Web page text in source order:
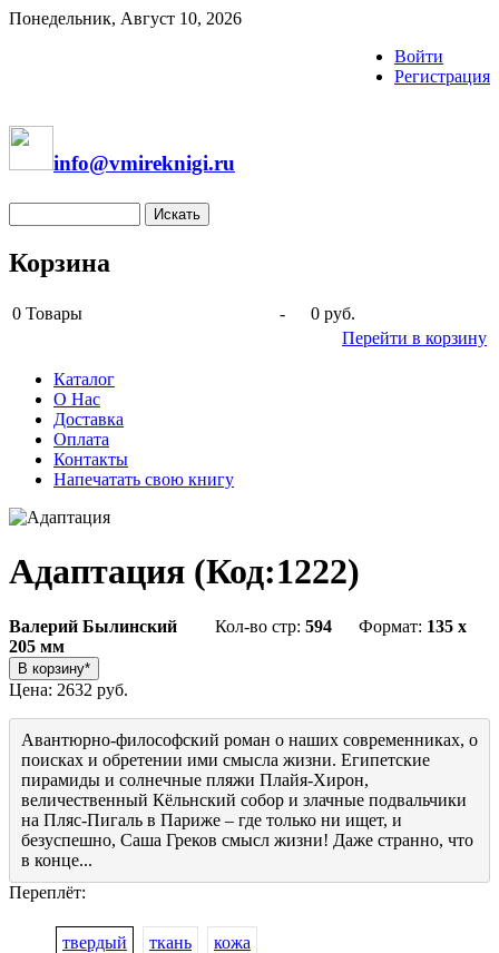
Понедельник, Август 10, 2026
Войти
Регистрация
info@vmireknigi.ru
Корзина
0 Товары -
0 руб.
Перейти в корзину
Каталог
О Нас
Доставка
Оплата
Контакты
Напечатать свою книгу
Адаптация (Код:1222)
Валерий Былинский Кол-во стр: 594 Формат: 135 x
205 мм
Цена: 2632 руб.
Авантюрно-философский роман о наших современниках, о
поисках и обретении ими смысла жизни. Египетские
пирамиды и солнечные пляжи Плайя-Хирон,
величественный Кёльнский собор и злачные подвальчики
на Пляс-Пигаль в Париже – где только ни ищет, и
безуспешно, Саша Греков смысл жизни! Даже странно, что
в конце...
Переплёт:
твердый ткань кожа